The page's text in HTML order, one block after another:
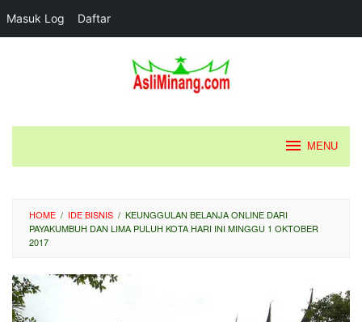
Masuk Log Daftar
MENU
HOME / IDE BISNIS / KEUNGGULAN BELANJA ONLINE DARI
PAYAKUMBUH DAN LIMA PULUH KOTA HARI INI MINGGU 1 OKTOBER
2017